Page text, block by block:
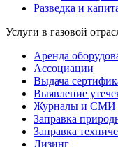
Разведка и
Услуги в газовой
Аренда
Ассоциации
Выдача
Выявление
Журналы и СМИ
Заправка
Заправка
Лизинг